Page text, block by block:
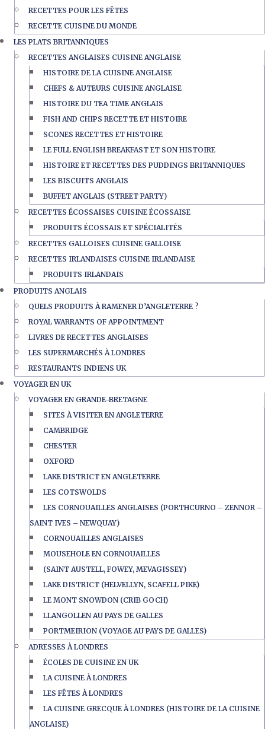
RECETTES POUR LES FÊTES
RECETTE CUISINE DU MONDE
LES PLATS BRITANNIQUES
RECETTES ANGLAISES CUISINE ANGLAISE
HISTOIRE DE LA CUISINE ANGLAISE
CHEFS & AUTEURS CUISINE ANGLAISE
HISTOIRE DU TEA TIME ANGLAIS
FISH AND CHIPS RECETTE ET HISTOIRE
SCONES RECETTES ET HISTOIRE
LE FULL ENGLISH BREAKFAST ET SON HISTOIRE
HISTOIRE ET RECETTES DES PUDDINGS BRITANNIQUES
LES BISCUITS ANGLAIS
BUFFET ANGLAIS (STREET PARTY)
RECETTES ÉCOSSAISES CUISINE ÉCOSSAISE
PRODUITS ÉCOSSAIS ET SPÉCIALITÉS
RECETTES GALLOISES CUISINE GALLOISE
RECETTES IRLANDAISES CUISINE IRLANDAISE
PRODUITS IRLANDAIS
PRODUITS ANGLAIS
QUELS PRODUITS À RAMENER D’ANGLETERRE ?
ROYAL WARRANTS OF APPOINTMENT
LIVRES DE RECETTES ANGLAISES
LES SUPERMARCHÉS À LONDRES
RESTAURANTS INDIENS UK
VOYAGER EN UK
VOYAGER EN GRANDE-BRETAGNE
SITES À VISITER EN ANGLETERRE
CAMBRIDGE
CHESTER
OXFORD
LAKE DISTRICT EN ANGLETERRE
LES COTSWOLDS
LES CORNOUAILLES ANGLAISES (PORTHCURNO – ZENNOR –
SAINT IVES – NEWQUAY)
CORNOUAILLES ANGLAISES
MOUSEHOLE EN CORNOUAILLES
(SAINT AUSTELL, FOWEY, MEVAGISSEY)
LAKE DISTRICT (HELVELLYN, SCAFELL PIKE)
LE MONT SNOWDON (CRIB GOCH)
LLANGOLLEN AU PAYS DE GALLES
PORTMEIRION (VOYAGE AU PAYS DE GALLES)
ADRESSES À LONDRES
ÉCOLES DE CUISINE EN UK
LA CUISINE À LONDRES
LES FÊTES À LONDRES
LA CUISINE GRECQUE À LONDRES (HISTOIRE DE LA CUISINE
ANGLAISE)